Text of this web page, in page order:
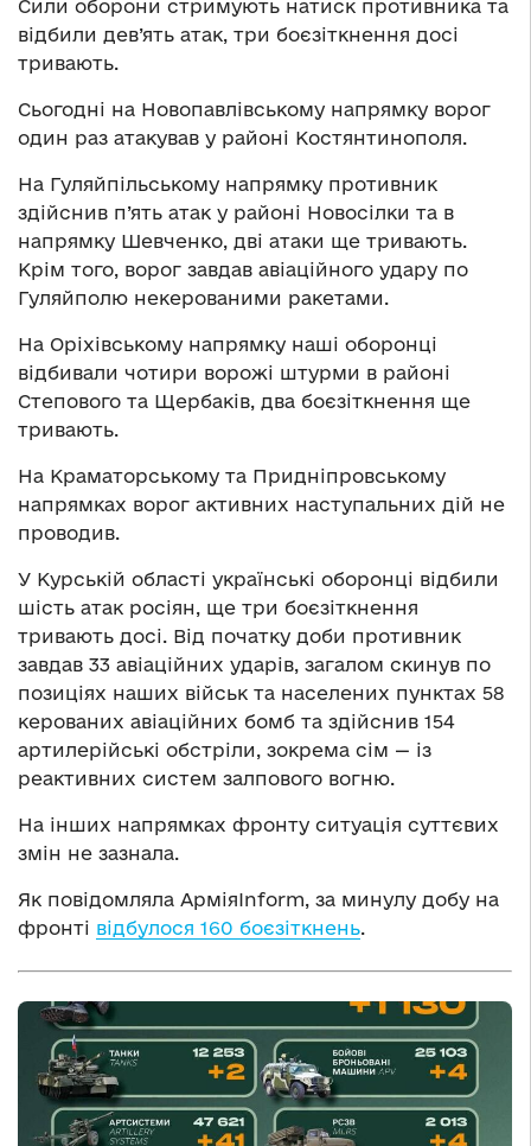
Сили оборони стримують натиск противника та
відбили дев’ять атак, три боєзіткнення досі
тривають.
Сьогодні на Новопавлівському напрямку ворог
один раз атакував у районі Костянтинополя.
На Гуляйпільському напрямку противник
здійснив п’ять атак у районі Новосілки та в
напрямку Шевченко, дві атаки ще тривають.
Крім того, ворог завдав авіаційного удару по
Гуляйполю некерованими ракетами.
На Оріхівському напрямку наші оборонці
відбивали чотири ворожі штурми в районі
Степового та Щербаків, два боєзіткнення ще
тривають.
На Краматорському та Придніпровському
напрямках ворог активних наступальних дій не
проводив.
У Курській області українські оборонці відбили
шість атак росіян, ще три боєзіткнення
тривають досі. Від початку доби противник
завдав 33 авіаційних ударів, загалом скинув по
позиціях наших військ та населених пунктах 58
керованих авіаційних бомб та здійснив 154
артилерійські обстріли, зокрема сім — із
реактивних систем залпового вогню.
На інших напрямках фронту ситуація суттєвих
змін не зазнала.
Як повідомляла АрміяInform, за минулу добу на
фронті відбулося 160 боєзіткнень.